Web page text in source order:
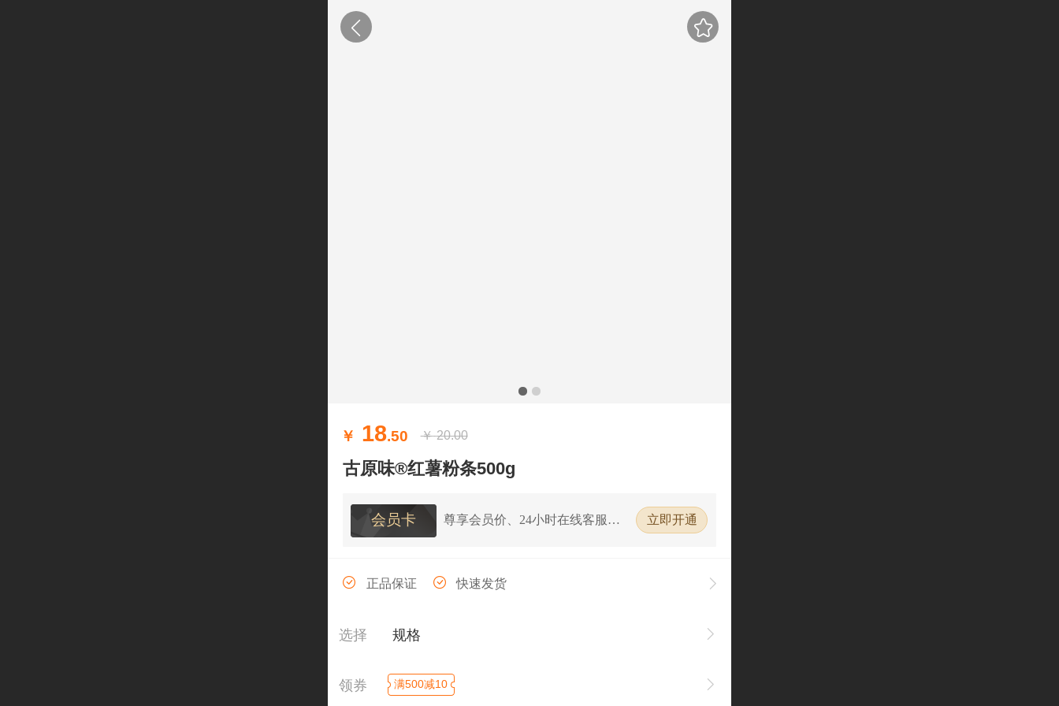
￥ 18.50 ￥ 20.00
古原味®红薯粉条500g
会员卡
尊享会员价、24小时在线客服、7
立即开通
正品保证 快速发货
选择 规格
领券 满500减10